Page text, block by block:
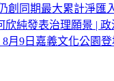
同期最大累計淨匯
純發表治理願景 |
月9日嘉義文化公園